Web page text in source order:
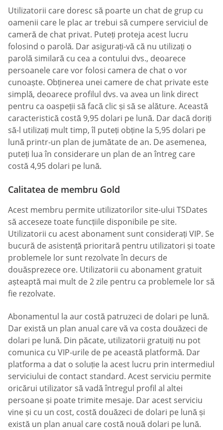
Utilizatorii care doresc să poarte un chat de grup cu
oamenii care le plac ar trebui să cumpere serviciul de
cameră de chat privat. Puteți proteja acest lucru
folosind o parolă. Dar asigurați-vă că nu utilizați o
parolă similară cu cea a contului dvs., deoarece
persoanele care vor folosi camera de chat o vor
cunoaște. Obținerea unei camere de chat private este
simplă, deoarece profilul dvs. va avea un link direct
pentru ca oaspeții să facă clic și să se alăture. Această
caracteristică costă 9,95 dolari pe lună. Dar dacă doriți
să-l utilizați mult timp, îl puteți obține la 5,95 dolari pe
lună printr-un plan de jumătate de an. De asemenea,
puteți lua în considerare un plan de an întreg care
costă 4,95 dolari pe lună.
Calitatea de membru Gold
Acest membru permite utilizatorilor site-ului TSDates
să acceseze toate funcțiile disponibile pe site.
Utilizatorii cu acest abonament sunt considerați VIP. Se
bucură de asistență prioritară pentru utilizatori și toate
problemele lor sunt rezolvate în decurs de
douăsprezece ore. Utilizatorii cu abonament gratuit
așteaptă mai mult de 2 zile pentru ca problemele lor să
fie rezolvate.
Abonamentul la aur costă patruzeci de dolari pe lună.
Dar există un plan anual care vă va costa douăzeci de
dolari pe lună. Din păcate, utilizatorii gratuiți nu pot
comunica cu VIP-urile de pe această platformă. Dar
platforma a dat o soluție la acest lucru prin intermediul
serviciului de contact standard. Acest serviciu permite
oricărui utilizator să vadă întregul profil al altei
persoane și poate trimite mesaje. Dar acest serviciu
vine și cu un cost, costă douăzeci de dolari pe lună și
există un plan anual care costă nouă dolari pe lună.